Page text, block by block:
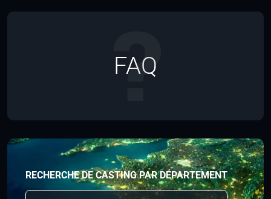
FAQ
RECHERCHE DE CASTING PAR DÉPARTEMENT